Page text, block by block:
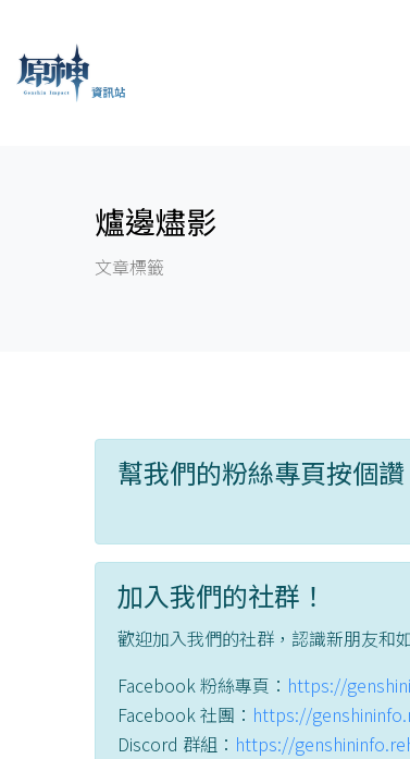
爐邊燼影
文章標籤
幫我們的粉絲專頁按個讚
加入我們的社群！
歡迎加入我們的社群，認識新朋友和
Facebook 粉絲專頁： https://
Facebook 社團： https://
Discord 群組： https://